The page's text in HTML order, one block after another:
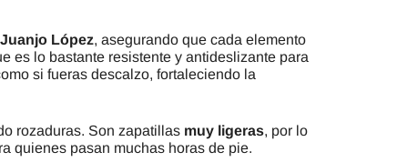
López, asegurando que cada elemento
es lo bastante resistente y antideslizante para
si fueras descalzo, fortaleciendo la
rozaduras. Son zapatillas muy ligeras, por lo
quienes pasan muchas horas de pie.